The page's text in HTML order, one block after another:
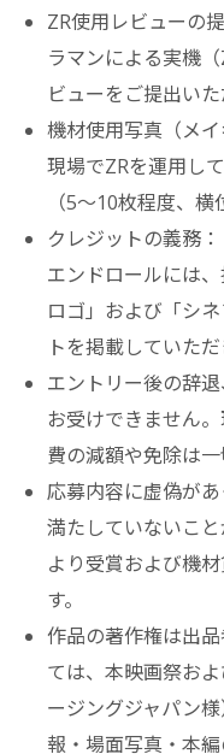
ZR使用レビューの
ラマンによる実機
ビューをご提出いた
機材使用写真（メ
現場でZRを運用し
（5〜10枚程度、
クレジットの義務
エンドロールには
ロゴ」および「シ
トを掲載していただ
エントリー後の辞
お受けできません
費の減額や免除は一
応募内容に虚偽が
満たしていないこ
より受賞および機
す。
作品の著作権は出
ては、本映画祭お
ージングジャパン
報・場面写真・本